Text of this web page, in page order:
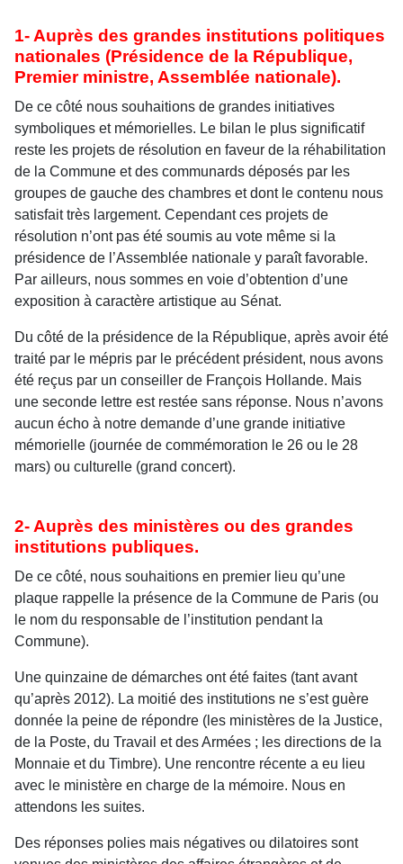
1- Auprès des grandes institutions politiques
nationales (Présidence de la République,
Premier ministre, Assemblée nationale).
De ce côté nous souhaitions de grandes initiatives
symboliques et mémorielles. Le bilan le plus significatif
reste les projets de résolution en faveur de la réhabilitation
de la Commune et des communards déposés par les
groupes de gauche des chambres et dont le contenu nous
satisfait très largement. Cependant ces projets de
résolution n’ont pas été soumis au vote même si la
présidence de l’Assemblée nationale y paraît favorable.
Par ailleurs, nous sommes en voie d’obtention d’une
exposition à caractère artistique au Sénat.
Du côté de la présidence de la République, après avoir été
traité par le mépris par le précédent président, nous avons
été reçus par un conseiller de François Hollande. Mais
une seconde lettre est restée sans réponse. Nous n’avons
aucun écho à notre demande d’une grande initiative
mémorielle (journée de commémoration le 26 ou le 28
mars) ou culturelle (grand concert).
2- Auprès des ministères ou des grandes
institutions publiques.
De ce côté, nous souhaitions en premier lieu qu’une
plaque rappelle la présence de la Commune de Paris (ou
le nom du responsable de l’institution pendant la
Commune).
Une quinzaine de démarches ont été faites (tant avant
qu’après 2012). La moitié des institutions ne s’est guère
donnée la peine de répondre (les ministères de la Justice,
de la Poste, du Travail et des Armées ; les directions de la
Monnaie et du Timbre). Une rencontre récente a eu lieu
avec le ministère en charge de la mémoire. Nous en
attendons les suites.
Des réponses polies mais négatives ou dilatoires sont